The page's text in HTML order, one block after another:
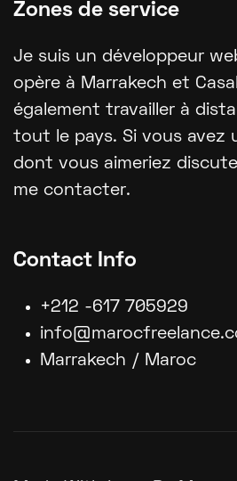
Zones de service
Je suis un développeur
opère à Marrakech et
également travailler à
tout le pays. Si vous avez
dont vous aimeriez
me contacter.
Contact Info
+212 -617 705929
Marrakech / Maroc